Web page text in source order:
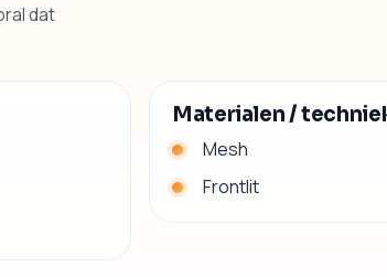
dat
Materialen /
Mesh
Frontlit